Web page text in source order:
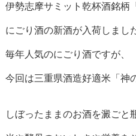
伊勢志摩サミット乾杯酒銘柄
にごり酒の新酒が入荷しまし
毎年人気のにごり酒ですが、
今回は三重県酒造好適米「神
しぼったままのお酒を澱ごと